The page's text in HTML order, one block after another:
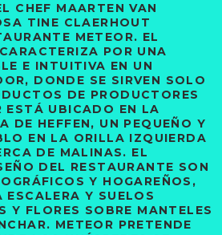
CHEF MAARTEN VAN
TINE CLAERHOUT
METEOR. EL
POR UNA
E INTUITIVA EN UN
DONDE SE SIRVEN SOLO
DE PRODUCTORES
ESTÁ UBICADO EN LA
DE HEFFEN, UN PEQUEÑO Y
EN LA ORILLA IZQUIERDA
DE MALINAS. EL
DEL RESTAURANTE SON
Y HOGAREÑOS,
Y SUELOS
Y FLORES SOBRE MANTELES
METEOR PRETENDE